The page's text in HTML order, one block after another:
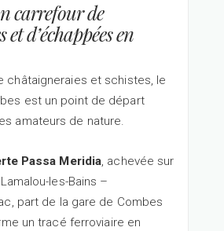
carrefour de
d’échappées en
châtaigneraies et schistes, le
est un point de départ
amateurs de nature.
Passa Meridia, achevée sur
les-Bains –
part de la gare de Combes
un tracé ferroviaire en